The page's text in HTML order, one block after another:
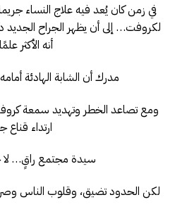
في زمن كان يُعد فيه علاج النساء
لكروفت… إلى أن يظهر الجراح الجديد
أنه الأكثر
مدرك أن الشابة الهادئة
ومع تصاعد الخطر وتهديد سمعة كروفت
ارتداء قناع
سيدة مجتمع راقٍ… لا
لكن الحدود تضيق، وقلوب الناس